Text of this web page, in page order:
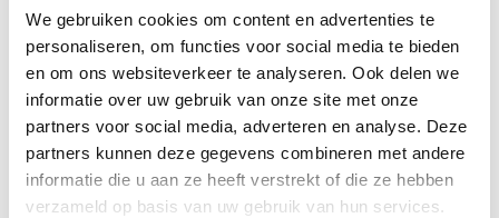
We gebruiken cookies om content en advertenties te
personaliseren, om functies voor social media te bieden
en om ons websiteverkeer te analyseren. Ook delen we
informatie over uw gebruik van onze site met onze
partners voor social media, adverteren en analyse. Deze
partners kunnen deze gegevens combineren met andere
informatie die u aan ze heeft verstrekt of die ze hebben
verzameld op basis van uw gebruik van hun services.